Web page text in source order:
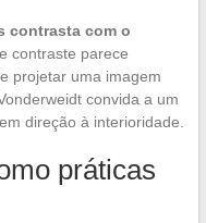
contrasta com o
contraste parece
projetar uma imagem
convida a um
direção à interioridade.
práticas